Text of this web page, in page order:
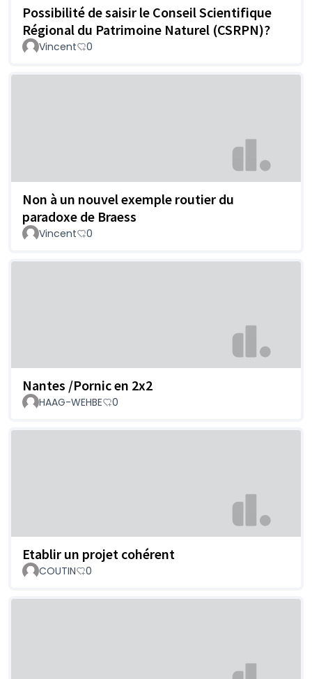
Possibilité de saisir le Conseil Scientifique
Régional du Patrimoine Naturel (CSRPN)?
Vincent 0
Non à un nouvel exemple routier du
paradoxe de Braess
Vincent 0
Nantes /Pornic en 2x2
HAAG-WEHBE 0
Etablir un projet cohérent
COUTIN 0